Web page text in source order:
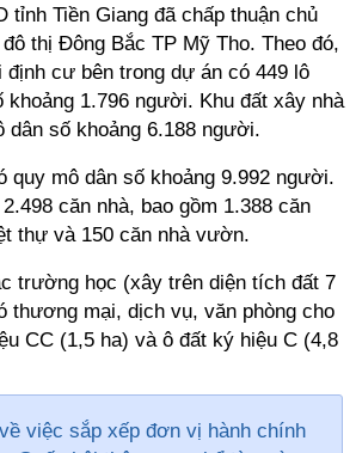
tỉnh Tiền Giang đã chấp thuận chủ
thị Đông Bắc TP Mỹ Tho. Theo đó,
định cư bên trong dự án có 449 lô
khoảng 1.796 người. Khu đất xây nhà
dân số khoảng 6.188 người.
quy mô dân số khoảng 9.992 người.
2.498 căn nhà, bao gồm 1.388 căn
thự và 150 căn nhà vườn.
trường học (xây trên diện tích đất 7
thương mại, dịch vụ, văn phòng cho
CC (1,5 ha) và ô đất ký hiệu C (4,8
việc sắp xếp đơn vị hành chính